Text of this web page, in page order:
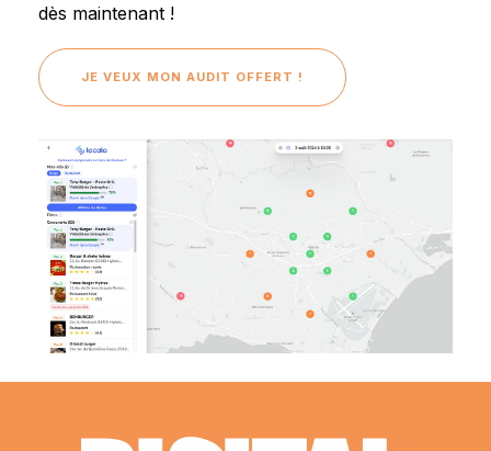
dès maintenant !
JE VEUX MON AUDIT OFFERT !